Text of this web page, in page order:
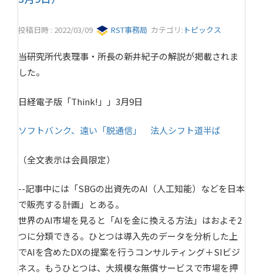
投稿日時 : 2022/03/09 RST事務局 カテゴリ: トピックス
当研究所代表理事・所長の新井紀子の解説が掲載されま
した。
日経電子版「Think!」」3月9日
ソフトバンク、遠い「脱通信」 法人シフト道半ば
（全文表示は会員限定）
--記事中には「SBGの出資先のAI（人工知能）などを日本
で販売する計画」とある。
世界のAI市場を見ると「AIを金に換える方法」はおよそ2
つに分類できる。ひとつは導入先のデータを分析した上
でAIを含めたDXの提案を行うコンサルティング＋SIビジ
ネス。もうひとつは、大規模な無償サービスで市場を押